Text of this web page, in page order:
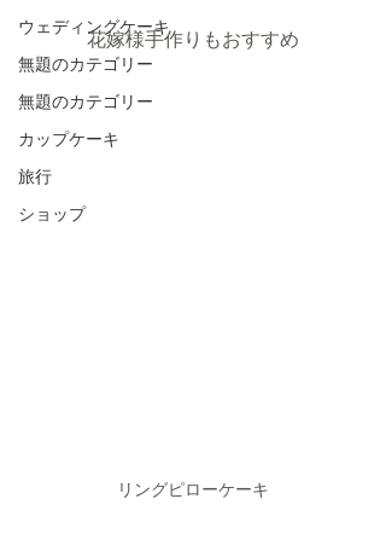
ウェディングケーキ
無題のカテゴリー
無題のカテゴリー
カップケーキ
旅行
ショップ
花嫁様手作りもおすすめ
リングピローケーキ